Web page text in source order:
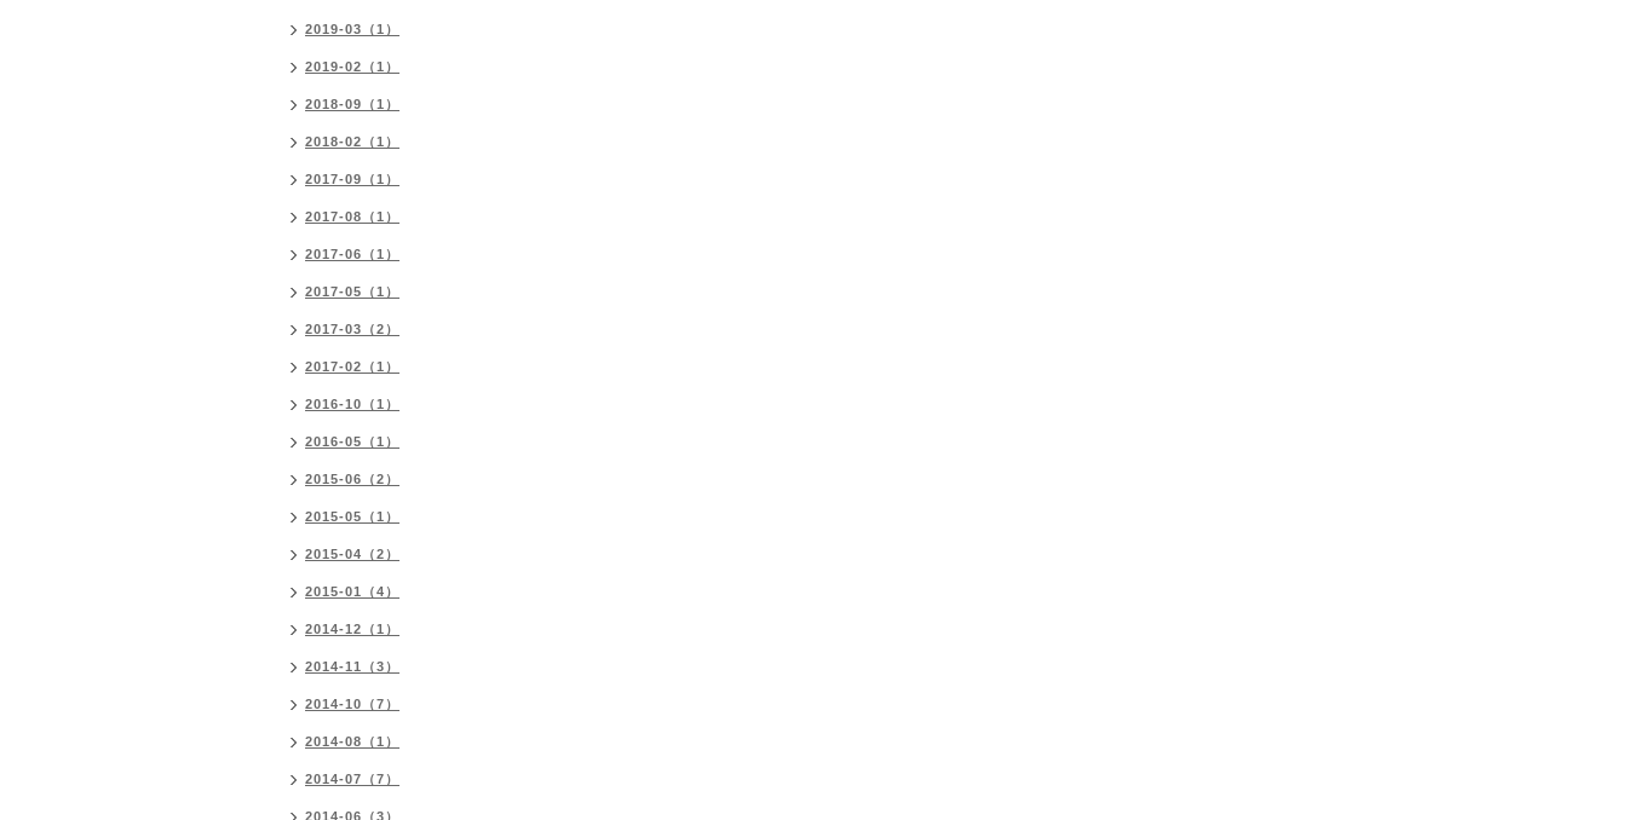
2019-03（1）
2019-02（1）
2018-09（1）
2018-02（1）
2017-09（1）
2017-08（1）
2017-06（1）
2017-05（1）
2017-03（2）
2017-02（1）
2016-10（1）
2016-05（1）
2015-06（2）
2015-05（1）
2015-04（2）
2015-01（4）
2014-12（1）
2014-11（3）
2014-10（7）
2014-08（1）
2014-07（7）
2014-06（3）